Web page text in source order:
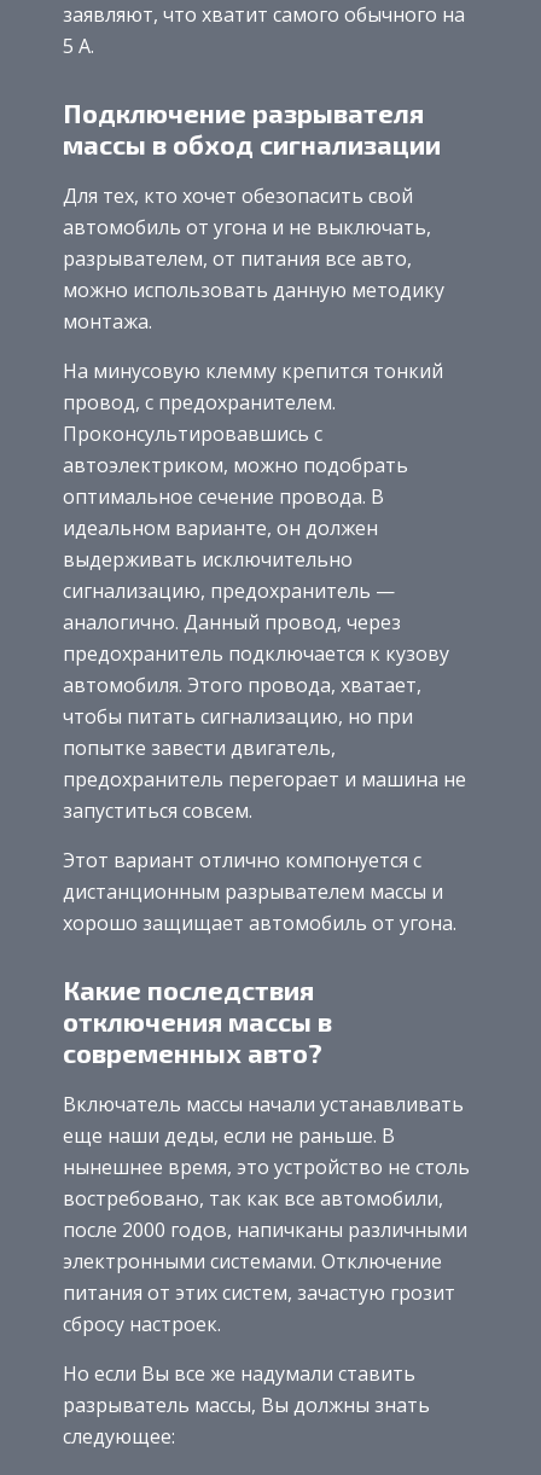
заявляют, что хватит самого обычного на
5 А.
Подключение разрывателя
массы в обход сигнализации
Для тех, кто хочет обезопасить свой
автомобиль от угона и не выключать,
разрывателем, от питания все авто,
можно использовать данную методику
монтажа.
На минусовую клемму крепится тонкий
провод, с предохранителем.
Проконсультировавшись с
автоэлектриком, можно подобрать
оптимальное сечение провода. В
идеальном варианте, он должен
выдерживать исключительно
сигнализацию, предохранитель —
аналогично. Данный провод, через
предохранитель подключается к кузову
автомобиля. Этого провода, хватает,
чтобы питать сигнализацию, но при
попытке завести двигатель,
предохранитель перегорает и машина не
запуститься совсем.
Этот вариант отлично компонуется с
дистанционным разрывателем массы и
хорошо защищает автомобиль от угона.
Какие последствия
отключения массы в
современных авто?
Включатель массы начали устанавливать
еще наши деды, если не раньше. В
нынешнее время, это устройство не столь
востребовано, так как все автомобили,
после 2000 годов, напичканы различными
электронными системами. Отключение
питания от этих систем, зачастую грозит
сбросу настроек.
Но если Вы все же надумали ставить
разрыватель массы, Вы должны знать
следующее: